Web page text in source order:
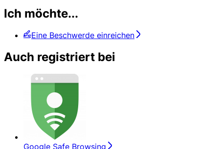
Ich möchte...
Eine Beschwerde einreichen
Auch registriert bei
Google Safe Browsing